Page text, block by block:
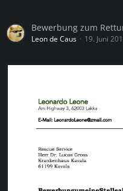
Bewerbung zum
Leon de Caus 19. Juni